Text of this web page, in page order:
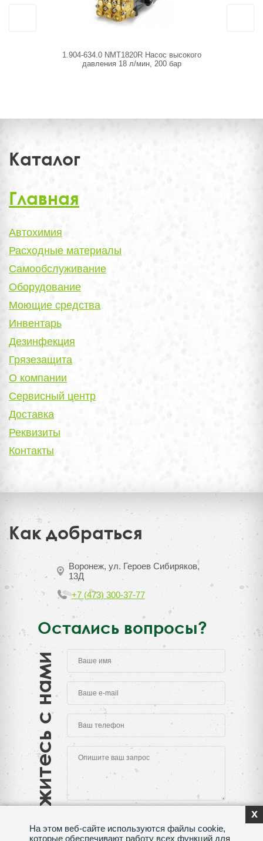
1.904-634.0 NMT1820R Насос высокого
давления 18 л/мин, 200 бар
Каталог
Главная
Автохимия
Расходные материалы
Самообслуживание
Оборудование
Моющие средства
Инвентарь
Дезинфекция
Грязезащита
О компании
Сервисный центр
Доставка
Реквизиты
Контакты
Как добраться
Воронеж, ул. Героев Сибиряков,
13Д
+7 (473) 300-37-77
Остались вопросы?
Свяжитесь с нами x
На этом веб-сайте используются файлы cookie,
которые обеспечивают работу всех функций для